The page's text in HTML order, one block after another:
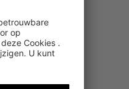
kunnen zijn uitgesloten. De